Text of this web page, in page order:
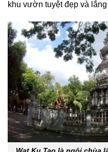
khu vườn tuyệt đẹp và